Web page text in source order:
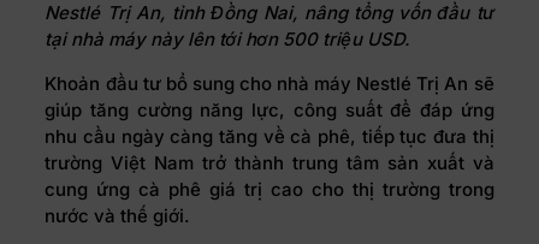
Nestlé Trị An, tỉnh Đồng Nai, nâng tổng vốn đầu tư
tại nhà máy này lên tới hơn 500 triệu USD.
Khoản đầu tư bổ sung cho nhà máy Nestlé Trị An sẽ
giúp tăng cường năng lực, công suất để đáp ứng
nhu cầu ngày càng tăng về cà phê, tiếp tục đưa thị
trường Việt Nam trở thành trung tâm sản xuất và
cung ứng cà phê giá trị cao cho thị trường trong
nước và thế giới.